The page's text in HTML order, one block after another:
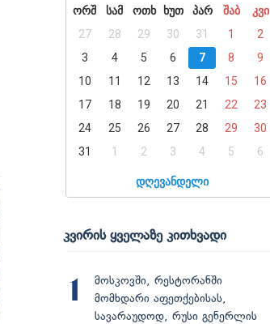
ორშ
სამ ოთხ ხუთ პარ შაბ
კვი
27
28 29 30 31 1
2
3
4 5 6 7 8
9
10
11 12 13 14 15
16
17
18 19 20 21 22
23
24
25 26 27 28 29
30
31
1 2 3 4 5 6
დღევანდელი
კვირის ყველაზე კითხვადი
1
მოსკოვში, რესტორანში
მომხდარი აფეთქებისას,
სავარაუდოდ, რუსი გენერლის